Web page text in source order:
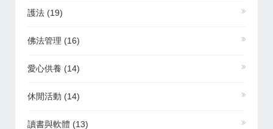
護法 (19)
佛法管理 (16)
愛心供養 (14)
休閒活動 (14)
讀書與軟體 (13)